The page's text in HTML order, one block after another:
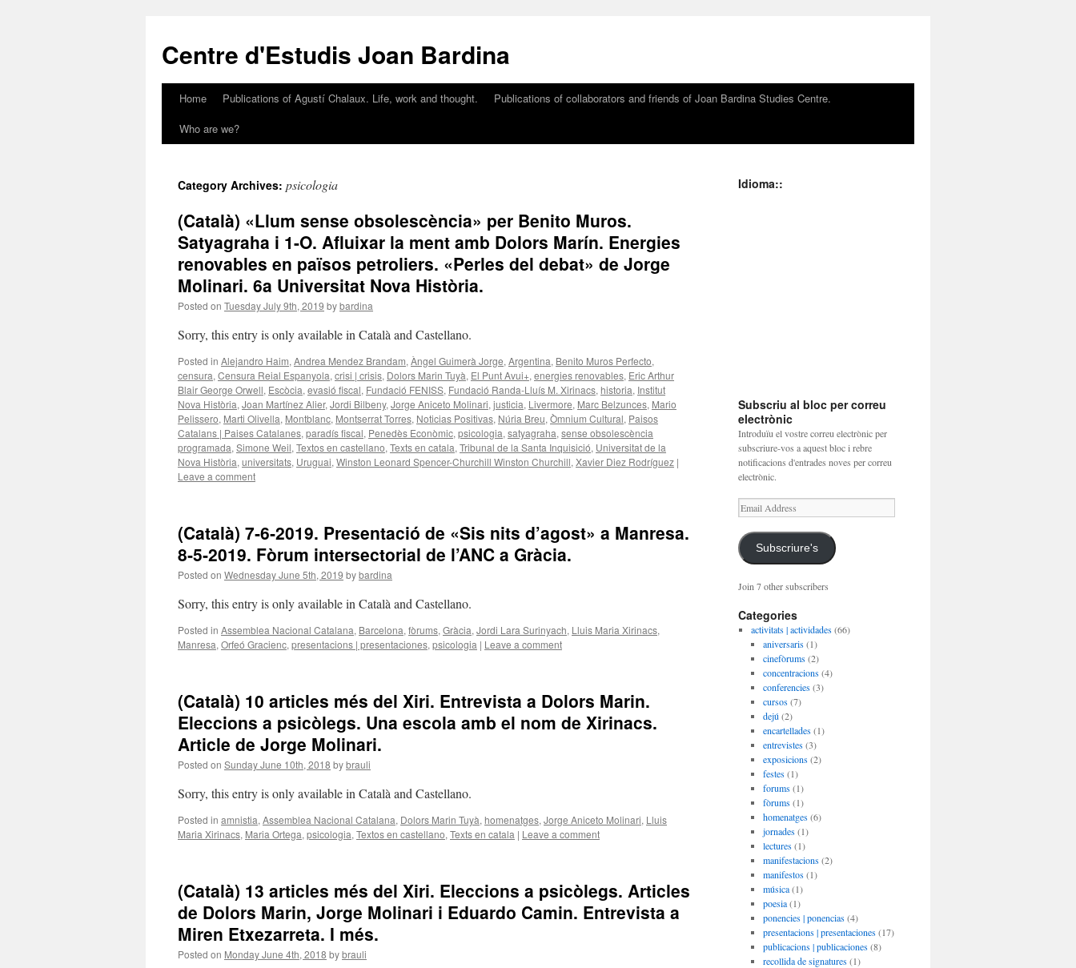
content
Centre d'Estudis Joan Bardina
Home Publications of Agustí Chalaux. Life, work and thought.
Publications of collaborators and friends of Joan Bardina Studies Centre.
Who are we?
Category Archives: psicologia
(Català) «Llum sense obsolescència» per Benito Muros.
Satyagraha i 1-O. Afluixar la ment amb Dolors Marín. Energies
renovables en països petroliers. «Perles del debat» de Jorge
Molinari. 6a Universitat Nova Història.
Posted on Tuesday July 9th, 2019 bybardina
Sorry, this entry is only available in Català and Castellano.
Posted in Alejandro Haim, Andrea Mendez Brandam, Àngel Guimerà Jorge, Argentina, Benito Muros Perfecto,
censura, Censura Reial Espanyola, crisi | crisis, Dolors Marin Tuyà, El Punt Avui+, energies renovables, Eric Arthur
Blair George Orwell, Escòcia, evasió fiscal, Fundació FENISS, Fundació Randa-Lluís M. Xirinacs, historia, Institut
Nova Història, Joan Martínez Alier, Jordi Bilbeny, Jorge Aniceto Molinari, justicia, Livermore, Marc Belzunces, Mario
Pelissero, Marti Olivella, Montblanc, Montserrat Torres, Noticias Positivas, Núria Breu, Òmnium Cultural, Paisos
Catalans | Paises Catalanes, paradís fiscal, Penedès Econòmic, psicologia, satyagraha, sense obsolescència
programada, Simone Weil, Textos en castellano, Texts en catala, Tribunal de la Santa Inquisició, Universitat de la
Nova Història, universitats, Uruguai, Winston Leonard Spencer-Churchill Winston Churchill, Xavier Diez Rodríguez |
Leave a comment
(Català) 7‑6‑2019. Presentació de «Sis nits d’agost» a Manresa.
8‑5‑2019. Fòrum intersectorial de l’ANC a Gràcia.
Posted on Wednesday June 5th, 2019 bybardina
Sorry, this entry is only available in Català and Castellano.
Posted in Assemblea Nacional Catalana, Barcelona, fòrums, Gràcia, Jordi Lara Surinyach, Lluis Maria Xirinacs,
Manresa, Orfeó Gracienc, presentacions | presentaciones, psicologia | Leave a comment
(Català) 10 articles més del Xiri. Entrevista a Dolors Marin.
Eleccions a psicòlegs. Una escola amb el nom de Xirinacs.
Article de Jorge Molinari.
Posted on Sunday June 10th, 2018 bybrauli
Sorry, this entry is only available in Català and Castellano.
Posted in amnistia, Assemblea Nacional Catalana, Dolors Marin Tuyà, homenatges, Jorge Aniceto Molinari, Lluis
Maria Xirinacs, Maria Ortega, psicologia, Textos en castellano, Texts en catala | Leave a comment
(Català) 13 articles més del Xiri. Eleccions a psicòlegs. Articles
de Dolors Marin, Jorge Molinari i Eduardo Camin. Entrevista a
Miren Etxezarreta. I més.
Posted on Monday June 4th, 2018 bybrauli
Idioma::
Subscriu al bloc per correu
electrònic
Introduïu el vostre correu electrònic per
subscriure-vos a aquest bloc i rebre
notificacions d'entrades noves per correu
electrònic.
Email
Address
Subscriure's
Join 7 other subscribers
Categories
activitats | actividades(66)
aniversaris(1)
cinefòrums(2)
concentracions(4)
conferencies(3)
cursos(7)
dejú (2)
encartellades(1)
entrevistes(3)
exposicions(2)
festes(1)
forums(1)
fòrums(1)
homenatges(6)
jornades(1)
lectures(1)
manifestacions(2)
manifestos(1)
música(1)
poesia(1)
ponencies | ponencias(4)
presentacions | presentaciones(17)
publicacions | publicaciones(8)
recollida de signatures(1)